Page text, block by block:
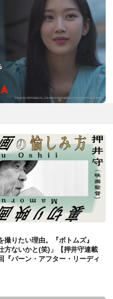
りたい理由。『ボトムズ』
方ないかと(笑)」【押井守連載
『バーン・アフター・リーディ